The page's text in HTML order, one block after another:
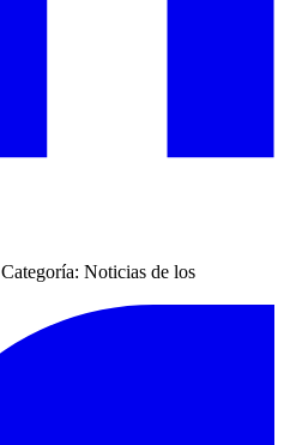
Categoría: Noticias de los